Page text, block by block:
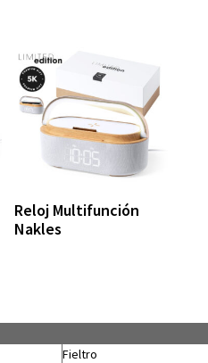
Reloj Multifunción
Nakles
Fieltro